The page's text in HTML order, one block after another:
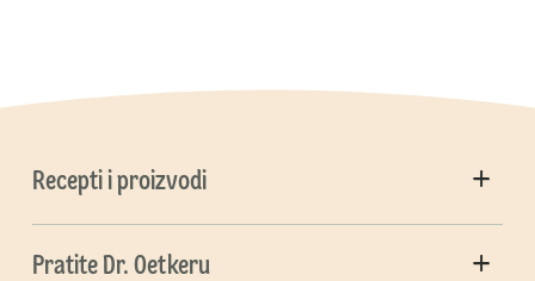
Recepti i proizvodi
Pratite Dr. Oetkeru